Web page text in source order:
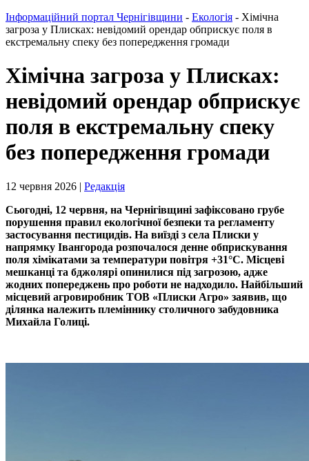
Інформаційний портал Чернігівщини - Екологія - Хімічна
загроза у Плисках: невідомий орендар обприскує поля в
екстремальну спеку без попередження громади
Хімічна загроза у Плисках:
невідомий орендар обприскує
поля в екстремальну спеку
без попередження громади
12 червня 2026 | Редакція
Сьогодні, 12 червня, на Чернігівщині зафіксовано грубе
порушення правил екологічної безпеки та регламенту
застосування пестицидів. На виїзді з села Плиски у
напрямку Івангорода розпочалося денне обприскування
поля хімікатами за температури повітря +31°C. Місцеві
мешканці та бджолярі опинилися під загрозою, адже
жодних попереджень про роботи не надходило. Найбільший
місцевий агровиробник ТОВ «Плиски Агро» заявив, що
ділянка належить племіннику столичного забудовника
Михайла Голиці.